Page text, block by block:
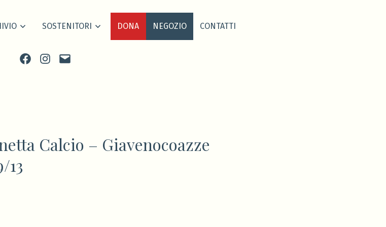
SOSTENITORI DONA NEGOZIO CONTATTI
FacebookInstagram
scrivi
Calcio – Giavenocoazze
13